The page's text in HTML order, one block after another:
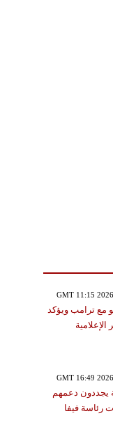
مع ترامب ويؤكد
يجددون دعمهم
رئاسة فيفا